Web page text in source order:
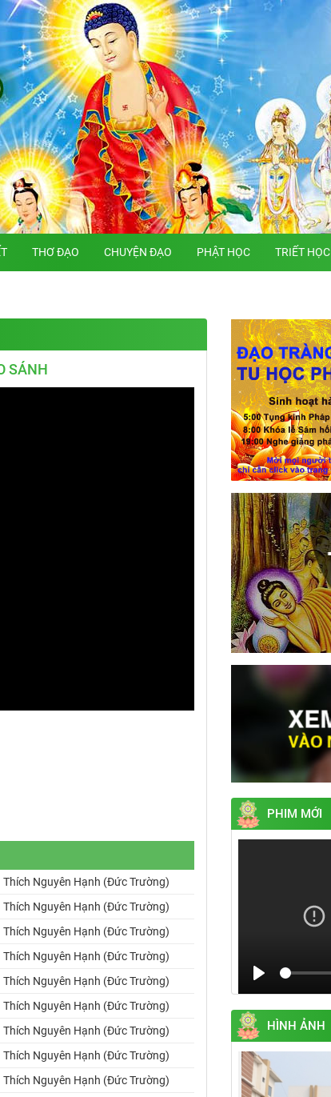
THƠ ĐẠO CHUYỆN ĐẠO PHẬT HỌC TRIẾT HỌC
SÁNH
Thích Nguyên Hạnh (Đức Trường)
Thích Nguyên Hạnh (Đức Trường)
Thích Nguyên Hạnh (Đức Trường)
Thích Nguyên Hạnh (Đức Trường)
Thích Nguyên Hạnh (Đức Trường)
Thích Nguyên Hạnh (Đức Trường)
Thích Nguyên Hạnh (Đức Trường)
Thích Nguyên Hạnh (Đức Trường)
Thích Nguyên Hạnh (Đức Trường)
PHIM MỚI
HÌNH ẢNH